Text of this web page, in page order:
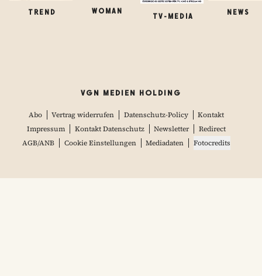
TREND WOMAN
TV-MEDIA
NEWS
VGN MEDIEN HOLDING
Abo Vertrag widerrufen Datenschutz-Policy
Kontakt
Impressum
Kontakt Datenschutz Newsletter
Redirect
AGB/ANB
Cookie Einstellungen Mediadaten Fotocredits